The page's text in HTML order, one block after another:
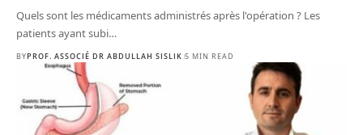
Quels sont les médicaments administrés après l'opération ? Les
patients ayant subi…
BYPROF. ASSOCIÉ DR ABDULLAH SISLIK 5 MIN READ